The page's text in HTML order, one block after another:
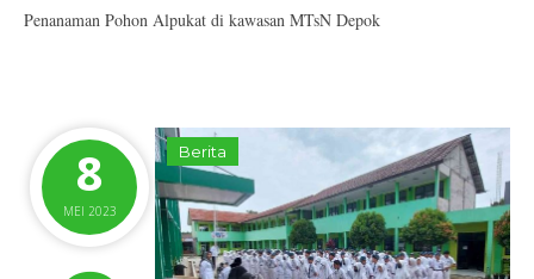
Penanaman Pohon Alpukat di kawasan MTsN Depok
8
MEI 2023
Berita